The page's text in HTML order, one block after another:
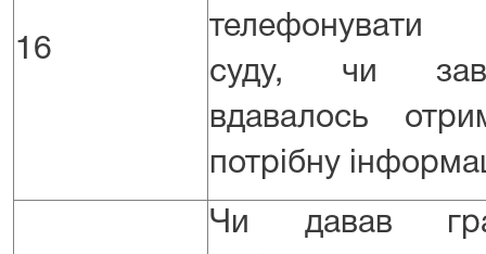
16
суду, чи
вдавалось
потрібну
Чи давав